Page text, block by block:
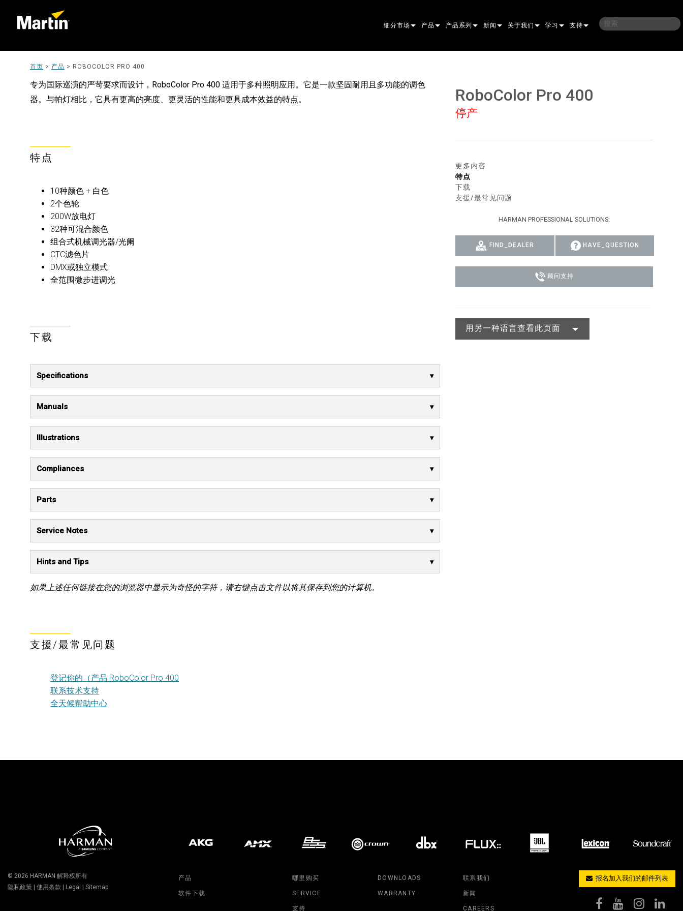
细分市场
ENTERTAINMENT
产品
清洗
波束
追光灯
菲涅尔
帕灯
直线型
DOT
洗灯照明
线性照明
图像投影
CREATIVE DOTS
系统控制器
POWERPORTS
POWERPORTS LEGACY MODELS
软件工具
服务工具
产品系列
ELP ELP ELLIPSOIDAL
ELP PAR
ERA PROFILE
ERA WASH
外部 EXTERIOR DOT PRO
外部线性专业版
外部清洗专业版
MAC MAC AURA
MAC ONE
MAC ULTRA
MAC VIPER
MACULA
P3 SYSTEM CONTROLLER
P3 POWERPORT
P3 POWERPORT LEGACY MODELS
VDO ATOMIC
VDO DOTRON
新闻 关于我们
哪里购买
学习 支持
顾问门户
固件下载
售后服务
合规
首页 > 产品 > ROBOCOLOR PRO 400
专为国际巡演的严苛要求而设计，RoboColor Pro 400 适用于多种照明应用。它是一款坚固耐用且多功能的调色
器。与帕灯相比，它具有更高的亮度、更灵活的性能和更具成本效益的特点。
特点
10种颜色 + 白色
2个色轮
200W放电灯
32种可混合颜色
组合式机械调光器/光阑
CTC滤色片
DMX或独立模式
全范围微步进调光
下载
Specifications
Manuals
Illustrations
Compliances
Parts
Service Notes
Hints and Tips
如果上述任何链接在您的浏览器中显示为奇怪的字符，请右键点击文件以将其保存到您的计算机。
支援/最常见问题
登记你的（产品 RoboColor Pro 400
联系技术支持
全天候帮助中心
RoboColor Pro 400
停产
更多内容
特点
下载
支援/最常见问题
HARMAN PROFESSIONAL SOLUTIONS:
FIND_DEALER HAVE_QUESTION
顾问支持
用另一种语言查看此页面
产品
软件下载
哪里购买
SERVICE
支持
DOWNLOADS
WARRANTY
联系我们
新闻
CAREERS
© 2026 HARMAN 解释权所有
隐私政策
使用条款 Legal Sitemap
报名加入我们的邮件列表